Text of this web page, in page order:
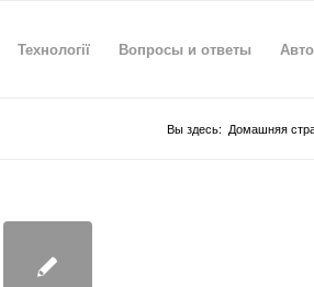
Технології Вопросы и ответы
Вы здесь: Домашняя